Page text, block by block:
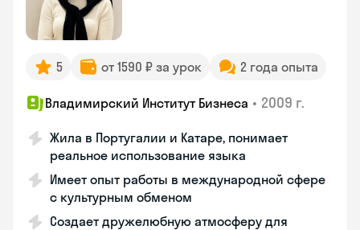
5 от 1590 ₽ за урок 2 года опыта
Владимирский Институт Бизнеса • 2009 г.
Жила в Португалии и Катаре, понимает
реальное использование языка
Имеет опыт работы в международной сфере
с культурным обменом
Создает дружелюбную атмосферу для